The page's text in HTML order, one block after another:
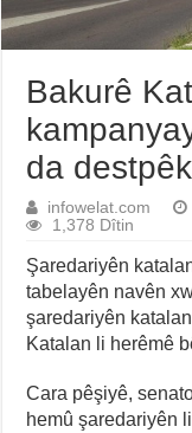
Bakurê
da
infowelat.com
1,378 Dîtin
Şaredariyên
tabelayên navên
şaredariyên
Katalan li herêmê
Cara pêşiyê,
hemû şaredariyên